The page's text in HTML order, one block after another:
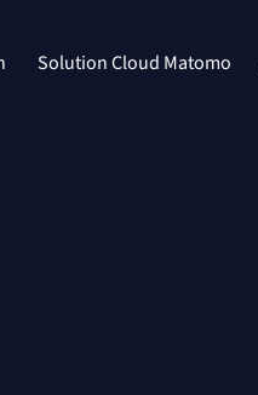
Solution Cloud Matomo